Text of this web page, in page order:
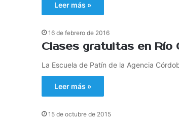
Leer más »
16 de febrero de 2016
Clases gratuitas en Río
La Escuela de Patín de la Agencia
Leer más »
15 de octubre de 2015